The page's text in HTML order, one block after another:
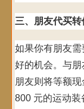
三、朋友代买转
如果你有朋友
好的机会。与朋
朋友则将等额
800 元的运动装